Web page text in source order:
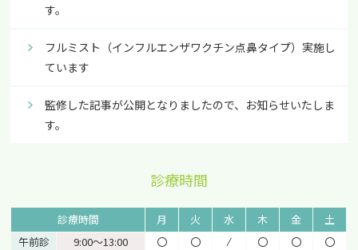
す。
フルミスト（インフルエンザワクチン点鼻タイプ）実施し
ています
監修した記事が公開となりましたので、お知らせいたしま
す。
診療時間
診療時間 月 火 水 木 金
土
午前診
9:00〜13:00 〇 〇 ⁄ 〇 〇
〇